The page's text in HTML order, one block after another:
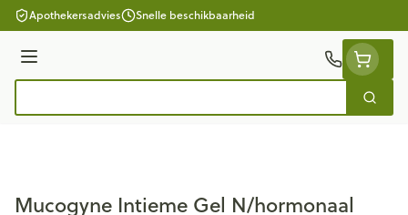
Ga naar de inhoud
Apothekersadvies Snelle beschikbaarheid
Menu
Zoek
Mucogyne Intieme Gel N/hormonaal